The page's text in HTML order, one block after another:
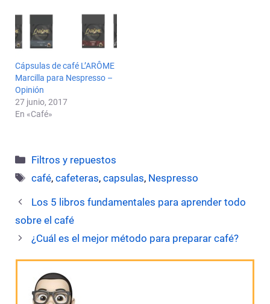
Cápsulas de café L’ARÔME
Marcilla para Nespresso –
Opinión
27 junio, 2017
En «Café»
Categorías
Filtros y repuestos
Etiquetas
café,cafeteras,capsulas, Nespresso
Los 5 libros fundamentales para aprender todo
sobre el café
¿Cuál es el mejor método para preparar café?